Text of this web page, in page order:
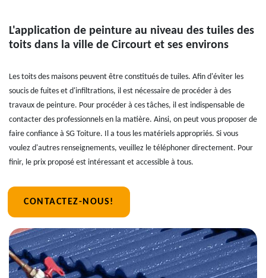
L'application de peinture au niveau des tuiles des
toits dans la ville de Circourt et ses environs
Les toits des maisons peuvent être constitués de tuiles. Afin d'éviter les
soucis de fuites et d'infiltrations, il est nécessaire de procéder à des
travaux de peinture. Pour procéder à ces tâches, il est indispensable de
contacter des professionnels en la matière. Ainsi, on peut vous proposer de
faire confiance à SG Toiture. Il a tous les matériels appropriés. Si vous
voulez d'autres renseignements, veuillez le téléphoner directement. Pour
finir, le prix proposé est intéressant et accessible à tous.
CONTACTEZ-NOUS!